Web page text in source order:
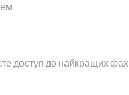
доступ до найкращих